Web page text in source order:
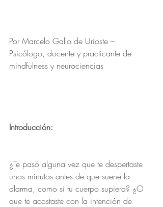
Por Marcelo Gallo de Urioste –
Psicólogo, docente y practicante de
mindfulness y neurociencias
Introducción:
¿Te pasó alguna vez que te despertaste
unos minutos antes de que suene la
alarma, como si tu cuerpo supiera? ¿O
que te acostaste con la intención de